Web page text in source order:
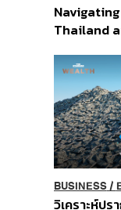
Thailand
Order
BUSINESS/
วิเคราะห์ป